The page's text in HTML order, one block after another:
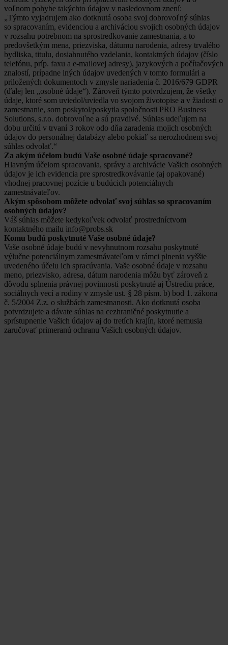
voľnom pohybe takýchto údajov v nasledovnom znení:
„Týmto vyjadrujem ako dotknutá osoba svoj dobrovoľný súhlas
so spracovaním, evidenciou a archiváciou svojich osobných údajov
v rozsahu potrebnom na sprostredkovanie zamestnania, a to
predovšetkým mena, priezviska, dátumu narodenia, adresy trvalého
bydliska, titulu, dosiahnutého vzdelania, kontaktných údajov (číslo
telefónu, príp. faxu a e-mailovej adresy), jazykových a počítačových
znalostí, prípadne iných údajov uvedených v tomto formulári a
priložených dokumentoch v zmysle nariadenia č. 2016/679 GDPR
(ďalej len „osobné údaje“). Zároveň týmto potvrdzujem, že všetky
údaje, ktoré som uviedol/uviedla vo svojom životopise a v žiadosti o
zamestnanie, som poskytol/poskytla spoločnosti PRO Business
Solutions, s.r.o. dobrovoľne a sú pravdivé. Súhlas udeľujem na
dobu určitú v trvaní 3 rokov odo dňa zaradenia mojich osobných
údajov do personálnej databázy alebo pokiaľ sa nerozhodnem svoj
súhlas odvolať.“
Za akým účelom budú Vaše osobné údaje spracované?
Hlavným účelom spracovania, správy a archivácie Vašich osobných
údajov je ich evidencia pre sprostredkovávanie (aj opakované)
vhodnej pracovnej pozície u budúcich potenciálnych
zamestnávateľov.
Akým spôsobom môžete odvolať svoj súhlas so spracovaním
osobných údajov?
Váš súhlas môžete kedykoľvek odvolať prostredníctvom
kontaktného mailu info@probs.sk
Komu budú poskytnuté Vaše osobné údaje?
Vaše osobné údaje budú v nevyhnutnom rozsahu poskytnuté
výlučne potenciálnym zamestnávateľom v rámci plnenia vyššie
uvedeného účelu ich spracúvania. Vaše osobné údaje v rozsahu
meno, priezvisko, adresa, dátum narodenia môžu byť zároveň z
dôvodu splnenia právnej povinnosti poskytnuté aj Ústrediu práce,
sociálnych vecí a rodiny v zmysle ust. § 28 písm. b) bod 1. zákona
č. 5/2004 Z.z. o službách zamestnanosti. Ako dotknutá osoba
potvrdzujete a dávate súhlas na cezhraničné poskytnutie a
sprístupnenie Vašich údajov aj do tretích krajín, ktoré nemusia
zaručovať primeranú ochranu Vašich osobných údajov.